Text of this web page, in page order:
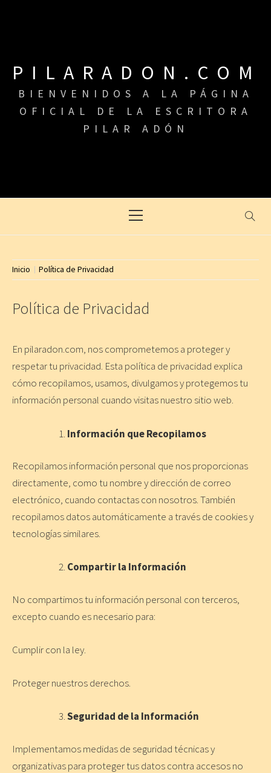
PILARADON.COM
BIENVENIDOS A LA PÁGINA
OFICIAL DE LA ESCRITORA
PILAR ADÓN
principal
Inicio Política de Privacidad
Política de Privacidad
En pilaradon.com, nos comprometemos a proteger y
respetar tu privacidad. Esta política de privacidad explica
cómo recopilamos, usamos, divulgamos y protegemos tu
información personal cuando visitas nuestro sitio web.
Información que Recopilamos
Recopilamos información personal que nos proporcionas
directamente, como tu nombre y dirección de correo
electrónico, cuando contactas con nosotros. También
recopilamos datos automáticamente a través de cookies y
tecnologías similares.
Compartir la Información
No compartimos tu información personal con terceros,
excepto cuando es necesario para:
Cumplir con la ley.
Proteger nuestros derechos.
Seguridad de la Información
Implementamos medidas de seguridad técnicas y
organizativas para proteger tus datos contra accesos no